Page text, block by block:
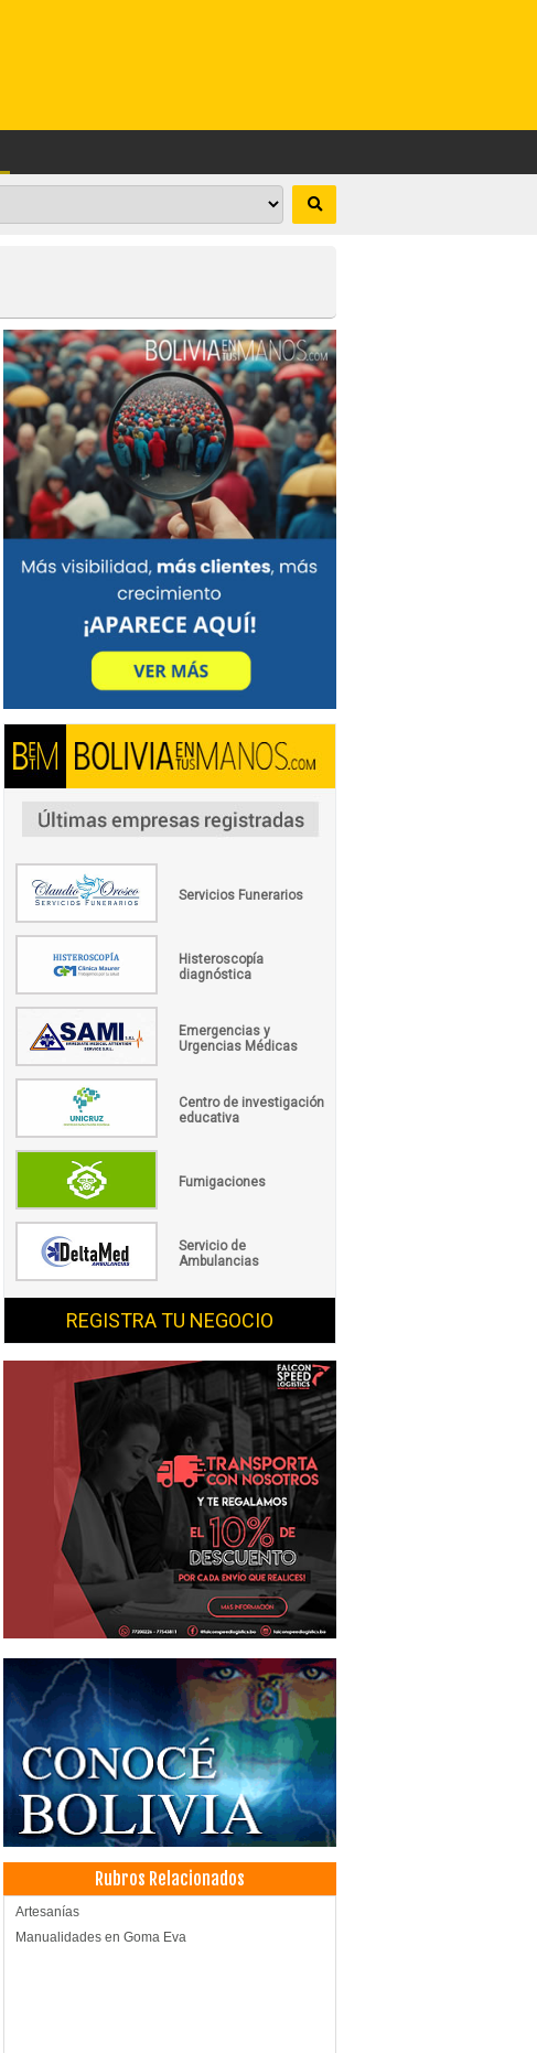
Servicios Funerarios
Histeroscopía
diagnóstica
Emergencias y
Urgencias Médicas
Centro de investigación
educativa
Fumigaciones
Servicio de
Ambulancias
REGISTRA TU NEGOCIO
Rubros Relacionados
Artesanías
Manualidades en Goma Eva